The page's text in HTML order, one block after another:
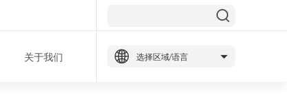
关于我们 选择区域/语言